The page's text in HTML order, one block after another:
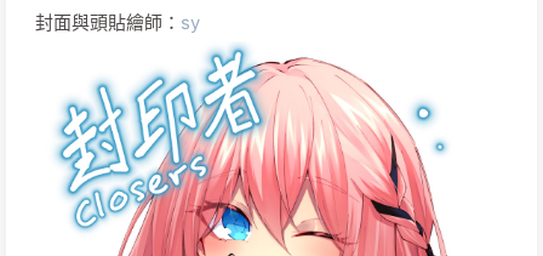
封面與頭貼繪師： sy